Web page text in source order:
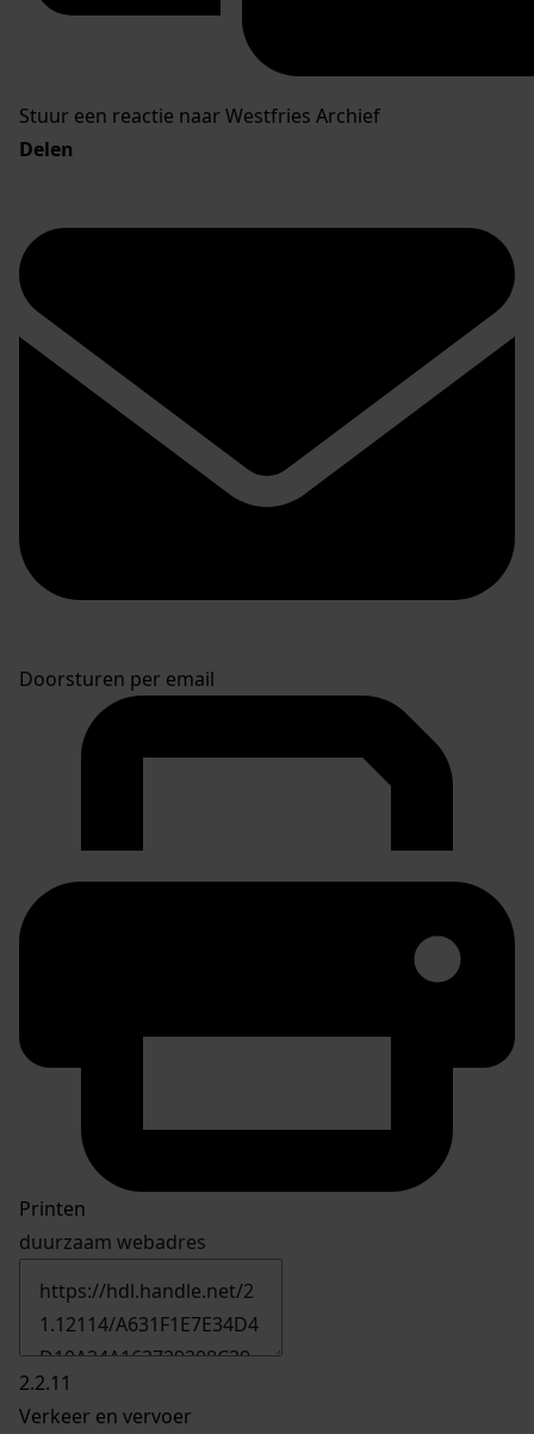
Stuur een reactie naar Westfries Archief
Delen
Doorsturen per email
Printen
duurzaam webadres
2.2.11
Verkeer en vervoer